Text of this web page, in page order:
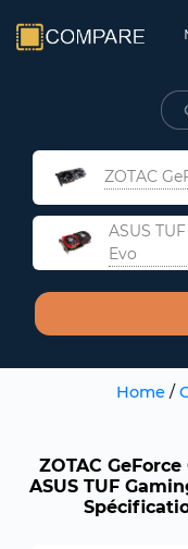
ZOTAC
ASUS
Evo
Home/
ZOTAC
ASUS TUF